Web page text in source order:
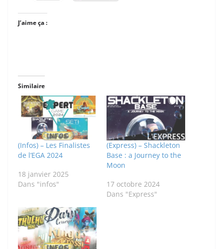
J’aime ça :
Similaire
(Infos) – Les Finalistes
de l’EGA 2024
18 janvier 2025
Dans "infos"
(Express) – Shackleton
Base : a Journey to the
Moon
17 octobre 2024
Dans "Express"